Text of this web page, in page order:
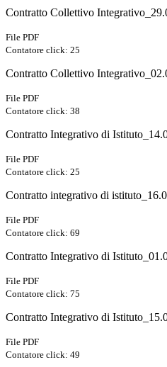
Contratto Collettivo
File PDF
Contatore click: 25
Contratto Collettivo
File PDF
Contatore click: 38
Contratto Integrativo di
File PDF
Contatore click: 25
Contratto integrativo di
File PDF
Contatore click: 69
Contratto Integrativo di
File PDF
Contatore click: 75
Contratto Integrativo di
File PDF
Contatore click: 49